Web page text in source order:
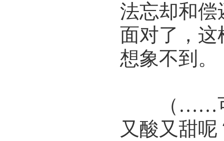
法忘却和偿
面对了，
想象不到。
（……可
又酸又甜